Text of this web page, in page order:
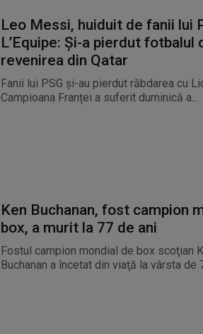
Leo Messi, huiduit de fanii lui
L’Equipe: Și-a pierdut fotbalul
revenirea din Qatar
Fanii lui PSG și-au pierdut răbdarea cu
Campioana Franței a suferit duminică a...
Ken Buchanan, fost campion
box, a murit la 77 de ani
Fostul campion mondial de box scoţian
Buchanan a încetat din viaţă la vârsta de